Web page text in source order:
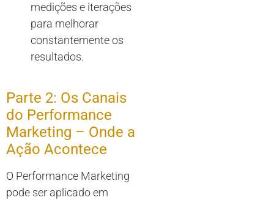
medições e iterações
para melhorar
constantemente os
resultados.
Parte 2: Os Canais
do Performance
Marketing – Onde a
Ação Acontece
O Performance Marketing
pode ser aplicado em